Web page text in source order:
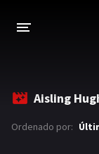
Aisling
Ordenado por: